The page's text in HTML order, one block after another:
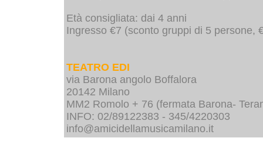
Età consigliata: dai 4 anni
Ingresso €7 (sconto gruppi di 5 persone,
TEATRO EDI
via Barona angolo Boffalora
20142 Milano
MM2 Romolo + 76 (fermata Barona-
INFO: 02/89122383 - 345/4220303
info@amicidellamusicamilano.it